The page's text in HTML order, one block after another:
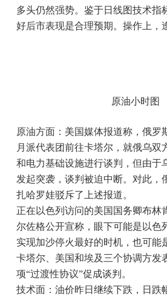
多头仍然强势。鉴于日线图技术指
好后市表现是合理预期。操作上，
原油小时图
原油方面：美国媒体报道称，俄罗
月派代表团前往卡塔尔，就俄乌双
和电力基础设施进行谈判，但由于
发起突袭，谈判被迫中断。对此，
扎哈罗娃驳斥了上述报道。
正在以色列访问的美国国务卿布林
尔佐格公开宣称，眼下可能是以色
实现加沙停火最好的时机，也可能
卡塔尔、美国和埃及三个协调方发
项“过渡性协议”促成谈判。
技术面：油价昨日继续下跌，日跌